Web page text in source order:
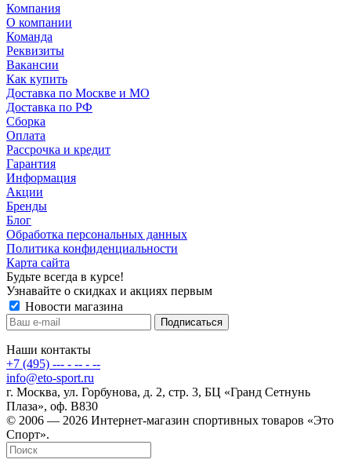
Компания
О компании
Команда
Реквизиты
Вакансии
Как купить
Доставка по Москве и МО
Доставка по РФ
Сборка
Оплата
Рассрочка и кредит
Гарантия
Информация
Акции
Бренды
Блог
Обработка персональных данных
Политика конфиденциальности
Карта сайта
Будьте всегда в курсе!
Узнавайте о скидках и акциях первым
Новости магазина
Наши контакты
+7 (495) --- - -- - --
info@eto-sport.ru
г. Москва, ул. Горбунова, д. 2, стр. 3, БЦ «Гранд Сетнунь
Плаза», оф. В830
© 2006 — 2026 Интернет-магазин спортивных товаров «Это
Спорт».